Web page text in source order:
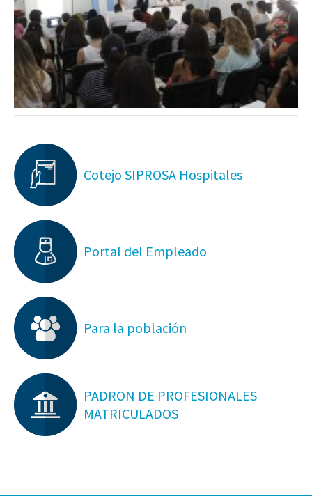
Cotejo SIPROSA Hospitales
Portal del Empleado
Para la población
PADRON DE PROFESIONALES
MATRICULADOS